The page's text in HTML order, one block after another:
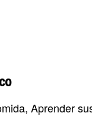
Aprender